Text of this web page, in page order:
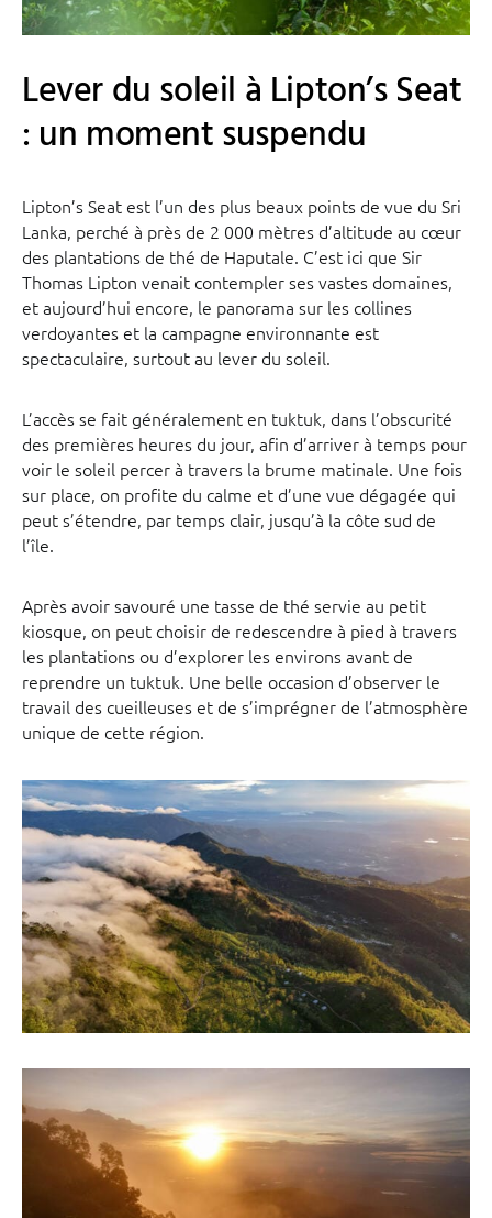
Lever du soleil à Lipton’s Seat
: un moment suspendu
Lipton’s Seat est l’un des plus beaux points de vue du Sri
Lanka, perché à près de 2 000 mètres d’altitude au cœur
des plantations de thé de Haputale. C’est ici que Sir
Thomas Lipton venait contempler ses vastes domaines,
et aujourd’hui encore, le panorama sur les collines
verdoyantes et la campagne environnante est
spectaculaire, surtout au lever du soleil.
L’accès se fait généralement en tuktuk, dans l’obscurité
des premières heures du jour, afin d’arriver à temps pour
voir le soleil percer à travers la brume matinale. Une fois
sur place, on profite du calme et d’une vue dégagée qui
peut s’étendre, par temps clair, jusqu’à la côte sud de
l’île.
Après avoir savouré une tasse de thé servie au petit
kiosque, on peut choisir de redescendre à pied à travers
les plantations ou d’explorer les environs avant de
reprendre un tuktuk. Une belle occasion d’observer le
travail des cueilleuses et de s’imprégner de l’atmosphère
unique de cette région.